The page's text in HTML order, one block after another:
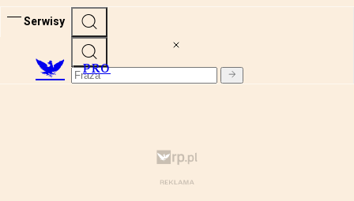
Serwisy
PRO